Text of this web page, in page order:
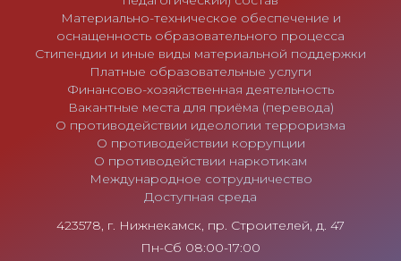
Материально-техническое обеспечение и
оснащенность образовательного процесса
Стипендии и иные виды материальной поддержки
Платные образовательные услуги
Финансово-хозяйственная деятельность
Вакантные места для приёма (перевода)
О противодействии идеологии терроризма
О противодействии коррупции
О противодействии наркотикам
Международное сотрудничество
Доступная среда
423578, г. Нижнекамск, пр. Строителей, д. 47
Пн-Сб 08:00-17:00